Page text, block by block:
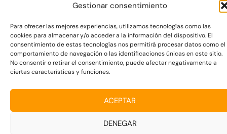
Gestionar consentimiento
Para ofrecer las mejores experiencias, utilizamos tecnologías como las
cookies para almacenar y/o acceder a la información del dispositivo. El
consentimiento de estas tecnologías nos permitirá procesar datos como el
comportamiento de navegación o las identificaciones únicas en este sitio.
No consentir o retirar el consentimiento, puede afectar negativamente a
ciertas características y funciones.
ACEPTAR
DENEGAR